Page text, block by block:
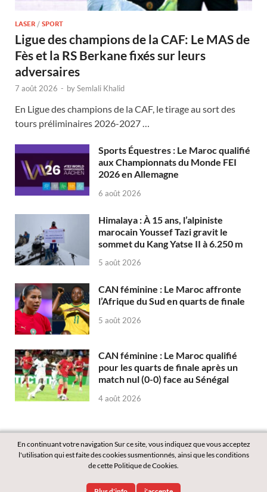
LASER / SPORT
Ligue des champions de la CAF: Le MAS de
Fès et la RS Berkane fixés sur leurs
adversaires
7 août 2026 - bySemlali Khalid
En Ligue des champions de la CAF, le tirage au sort des
tours préliminaires 2026-2027 …
Sports Équestres : Le Maroc qualifié
aux Championnats du Monde FEI
2026 en Allemagne
6 août 2026
Himalaya : À 15 ans, l’alpiniste
marocain Youssef Tazi gravit le
sommet du Kang Yatse II à 6.250 m
5 août 2026
CAN féminine : Le Maroc affronte
l’Afrique du Sud en quarts de finale
5 août 2026
CAN féminine : Le Maroc qualifié
pour les quarts de finale après un
match nul (0-0) face au Sénégal
4 août 2026
En continuant votre navigation Sur ce site, vous indiquez que vous acceptez
l'utilisation qui est faite des cookies susmentionnés, ainsi que les conditions
de cette Politique de Cookies.